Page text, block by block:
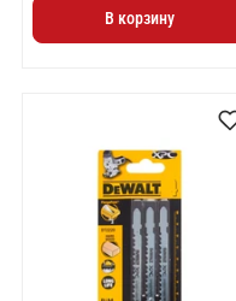
В корзину